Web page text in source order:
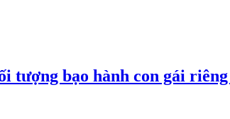
tượng bạo hành con gái